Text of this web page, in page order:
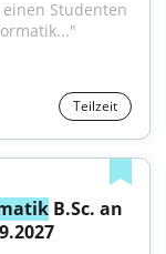
Studenten
Teilzeit
B.Sc. an